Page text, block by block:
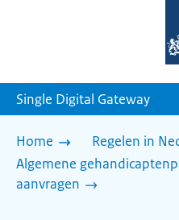
Single Digital Gateway
Home
Regelen in
Algemene
aanvragen